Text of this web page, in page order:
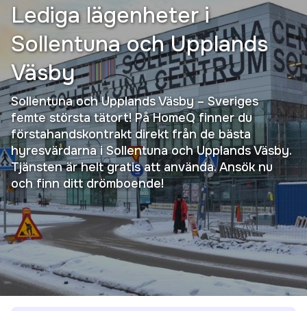
Lediga lägenheter i
Sollentuna och Upplands
Väsby
Sollentuna och Upplands Väsby – Sveriges
femte största tätort! På HomeQ finner du
förstahandskontrakt direkt från de bästa
hyresvärdarna i Sollentuna och Upplands Väsby.
Tjänsten är helt gratis att använda. Ansök nu
och finn ditt drömboende!